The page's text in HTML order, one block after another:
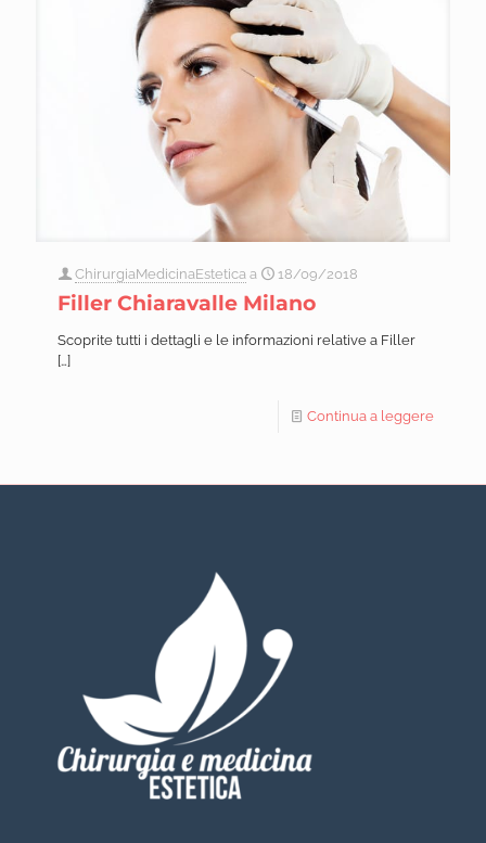
ChirurgiaMedicinaEstetica a 18/09/2018
Filler Chiaravalle Milano
Scoprite tutti i dettagli e le informazioni relative a Filler
[…]
Continua a leggere